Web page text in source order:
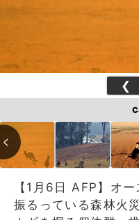
❮
【1月6日 AFP】オ
振るっている森林火